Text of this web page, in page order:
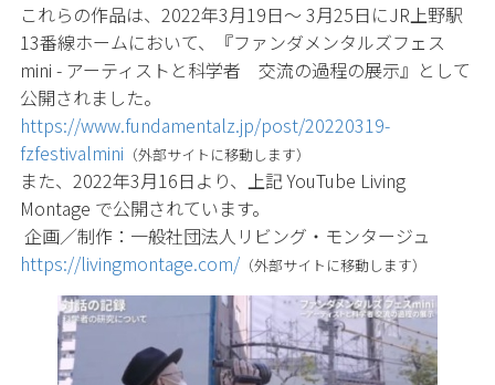
これらの作品は、 2022年3月19日～ 3月25日にJR上野駅
13番線ホームにおいて、『ファンダメンタルズフェス
mini - アーティストと科学者 交流の過程の展示』として
公開されました。
https://www.fundamentalz.jp/post/20220319-
fzfestivalmini （外部サイトに移動します）
また、2022年3月16日より、上記 YouTube Living
Montage で公開されています。
企画／制作：一般社団法人リビング・モンタージュ
https://livingmontage.com/（外部サイトに移動します）